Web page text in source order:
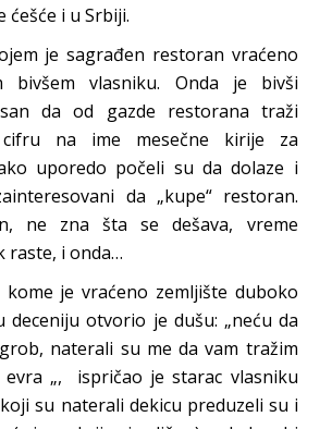
ćešće i u Srbiji.
je sagrađen restoran vraćeno
bivšem vlasniku. Onda je bivši
da od gazde restorana traži
cifru na ime mesečne kirije za
uporedo počeli su da dolaze i
da „kupe“ restoran.
ne zna šta se dešava, vreme
raste, i onda…
kome je vraćeno zemljište duboko
deceniju otvorio je dušu: „neću da
naterali su me da vam tražim
evra „, ispričao je starac vlasniku
su naterali dekicu preduzeli su i